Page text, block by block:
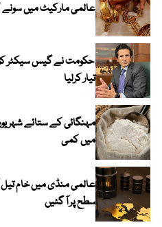
عالمی مارکیٹ میں سونے
حکومت نے گیس سیکٹر
تیار کرلیا
مہنگائی کے ستائے
میں کمی
عالمی منڈی میں خام
سطح پر آ گئیں